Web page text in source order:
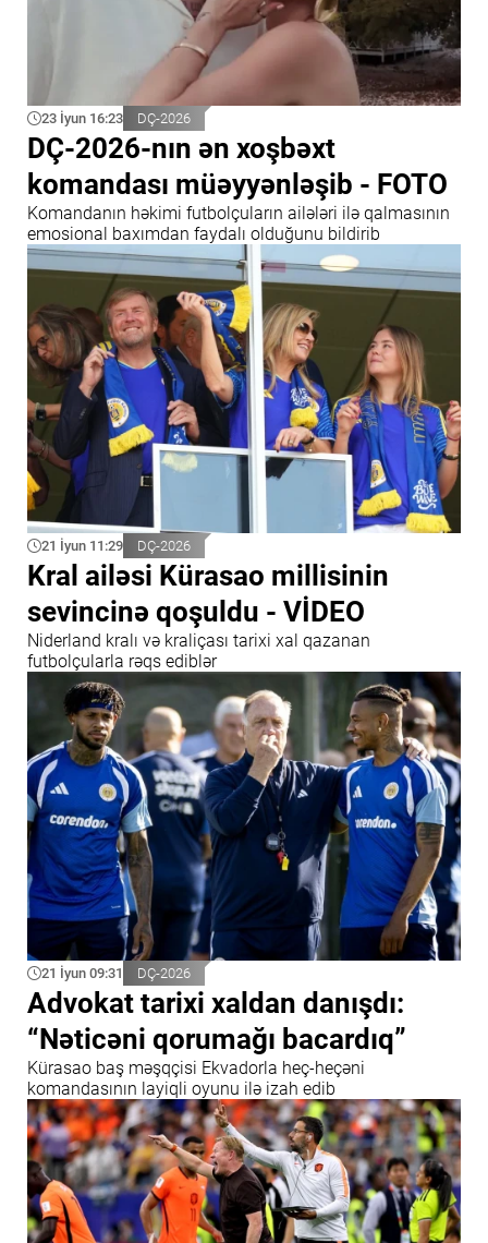
23 İyun 16:23 DÇ-2026
DÇ-2026-nın ən xoşbəxt
komandası müəyyənləşib - FOTO
Komandanın həkimi futbolçuların ailələri ilə qalmasının
emosional baxımdan faydalı olduğunu bildirib
21 İyun 11:29 DÇ-2026
Kral ailəsi Kürasao millisinin
sevincinə qoşuldu - VİDEO
Niderland kralı və kraliçası tarixi xal qazanan
futbolçularla rəqs ediblər
21 İyun 09:31 DÇ-2026
Advokat tarixi xaldan danışdı:
“Nəticəni qorumağı bacardıq”
Kürasao baş məşqçisi Ekvadorla heç-heçəni
komandasının layiqli oyunu ilə izah edib